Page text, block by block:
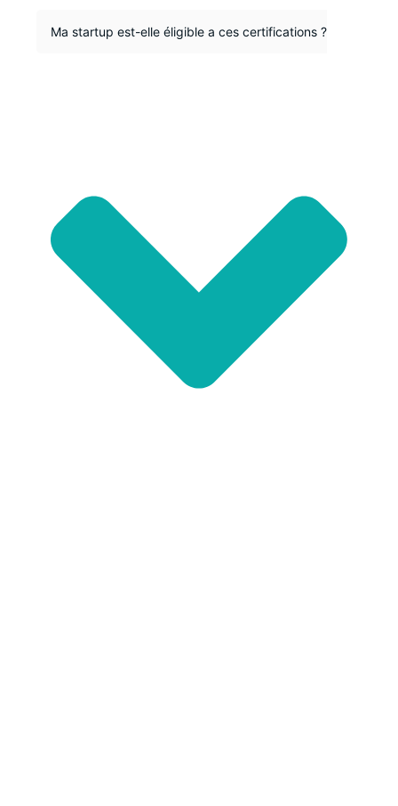
Ma startup est-elle éligible a ces certifications ?